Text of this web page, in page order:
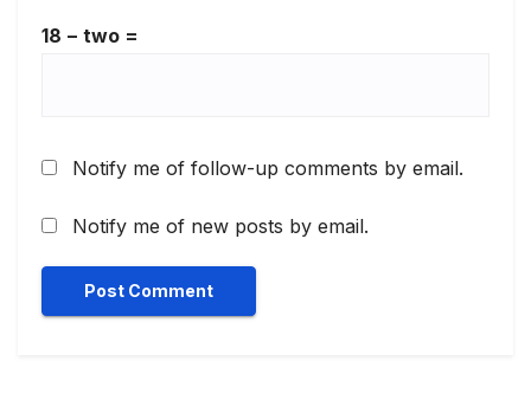
18 − two =
Notify me of follow-up comments by email.
Notify me of new posts by email.